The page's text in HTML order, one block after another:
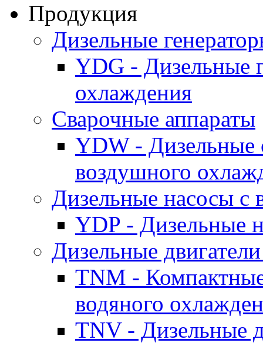
Продукция
Дизельные
YDG - Дизельные
охлаждения
Cварочные аппараты
YDW - Дизельные
воздушного
Дизельные насосы
YDP - Дизельные
Дизельные
TNM -
водяного
TNV - Дизельные